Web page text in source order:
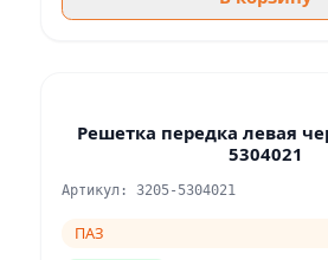
Решетка передка левая
5304021
Артикул: 3205-5304021
ПАЗ